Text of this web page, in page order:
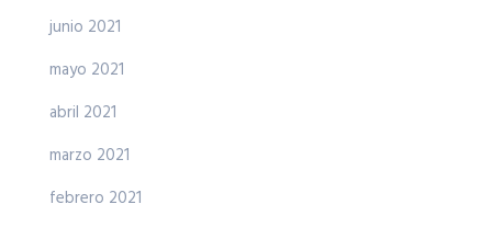
junio 2021
mayo 2021
abril 2021
marzo 2021
febrero 2021